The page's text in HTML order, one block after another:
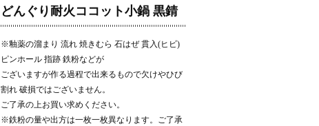
どんぐり耐火ココット小鍋 黒錆
※釉薬の溜まり 流れ 焼きむら 石はぜ 貫入(ヒビ)
ピンホール 指跡 鉄粉などが
ございますが作る過程で出来るもので欠けやひび
割れ 破損ではございません。
ご了承の上お買い求めください。
※鉄粉の量や出方は一枚一枚異なります。ご了承